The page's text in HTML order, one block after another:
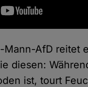
Mann-AfD reitet
diesen:
ist, tourt